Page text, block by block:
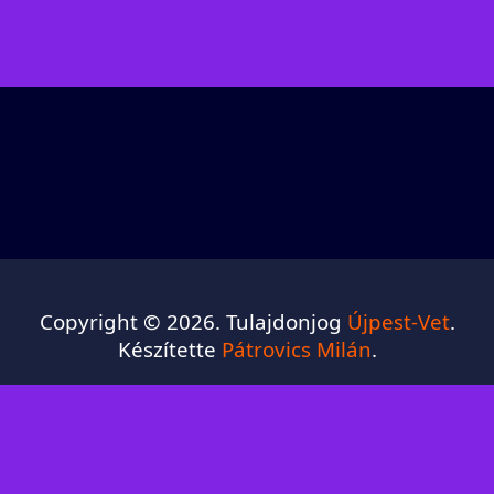
Copyright © 2026. Tulajdonjog Újpest-Vet.
Készítette Pátrovics Milán.